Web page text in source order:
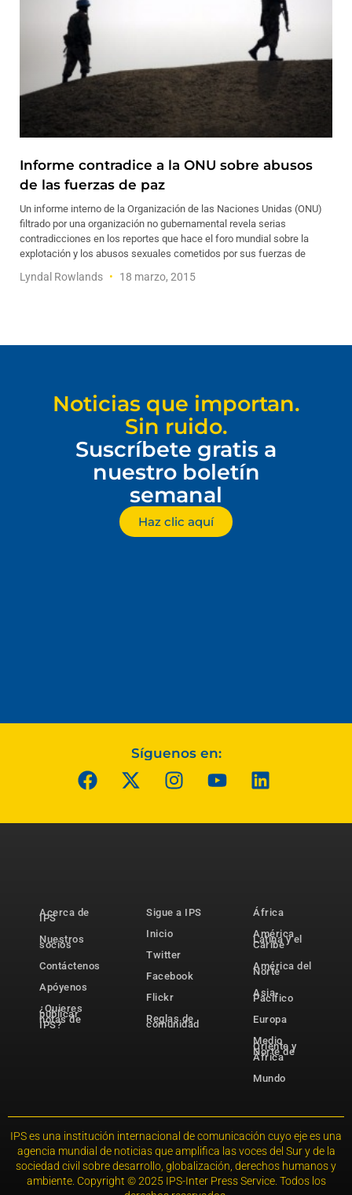
Informe contradice a la ONU sobre abusos
de las fuerzas de paz
Un informe interno de la Organización de las Naciones Unidas (ONU)
filtrado por una organización no gubernamental revela serias
contradicciones en los reportes que hace el foro mundial sobre la
explotación y los abusos sexuales cometidos por sus fuerzas de
Lyndal Rowlands 18 marzo, 2015
Noticias que importan.
Sin ruido.
Suscríbete gratis a
nuestro boletín
semanal
Haz clic aquí
Síguenos en:
Acerca de
IPS
Nuestros
socios
Contáctenos
Apóyenos
¿Quieres
publicar
notas de
IPS?
Sigue a IPS
Inicio
Twitter
Facebook
Flickr
Reglas de
comunidad
África
América
Latina y el
Caribe
América del
Norte
Asia-
Pacífico
Europa
Medio
Oriente y
Norte de
África
Mundo
IPS es una institución internacional de comunicación cuyo eje es una
agencia mundial de noticias que amplifica las voces del Sur y de la
sociedad civil sobre desarrollo, globalización, derechos humanos y
ambiente. Copyright © 2025 IPS-Inter Press Service. Todos los